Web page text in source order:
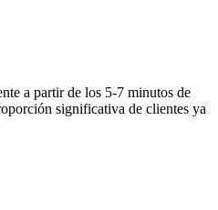
a partir de los 5-7 minutos de
significativa de clientes ya